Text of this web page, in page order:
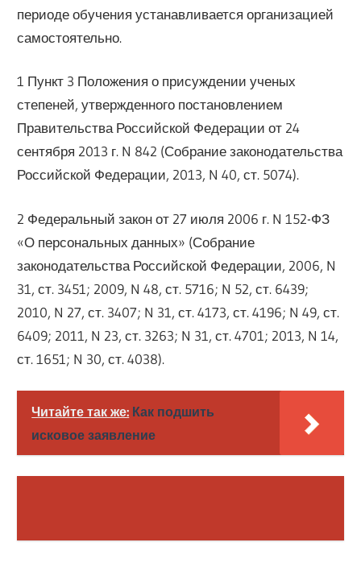
периоде обучения устанавливается организацией
самостоятельно.
1 Пункт 3 Положения о присуждении ученых
степеней, утвержденного постановлением
Правительства Российской Федерации от 24
сентября 2013 г. N 842 (Собрание законодательства
Российской Федерации, 2013, N 40, ст. 5074).
2 Федеральный закон от 27 июля 2006 г. N 152-ФЗ
«О персональных данных» (Собрание
законодательства Российской Федерации, 2006, N
31, ст. 3451; 2009, N 48, ст. 5716; N 52, ст. 6439;
2010, N 27, ст. 3407; N 31, ст. 4173, ст. 4196; N 49, ст.
6409; 2011, N 23, ст. 3263; N 31, ст. 4701; 2013, N 14,
ст. 1651; N 30, ст. 4038).
Читайте так же: Как подшить
исковое заявление